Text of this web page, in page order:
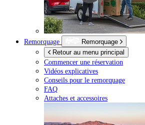
Remorquage
Remorquage
Retour au menu principal
Commencer une réservation
Vidéos explicatives
Conseils pour le remorquage
FAQ
Attaches et accessoires